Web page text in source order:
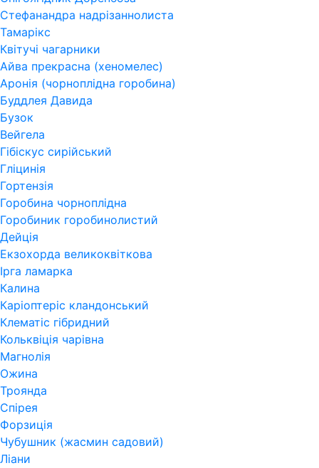
Стефанандра надрізаннолиста
Тамарікс
Квітучі чагарники
Айва прекрасна (хеномелес)
Аронія (чорноплідна горобина)
Буддлея Давида
Бузок
Вейгела
Гібіскус сирійський
Гліцинія
Гортензія
Горобина чорноплідна
Горобиник горобинолистий
Дейція
Екзохорда великоквіткова
Ірга ламарка
Калина
Каріоптеріс кландонський
Клематіс гібридний
Кольквіція чарівна
Магнолія
Ожина
Троянда
Спірея
Форзиція
Чубушник (жасмин садовий)
Ліани